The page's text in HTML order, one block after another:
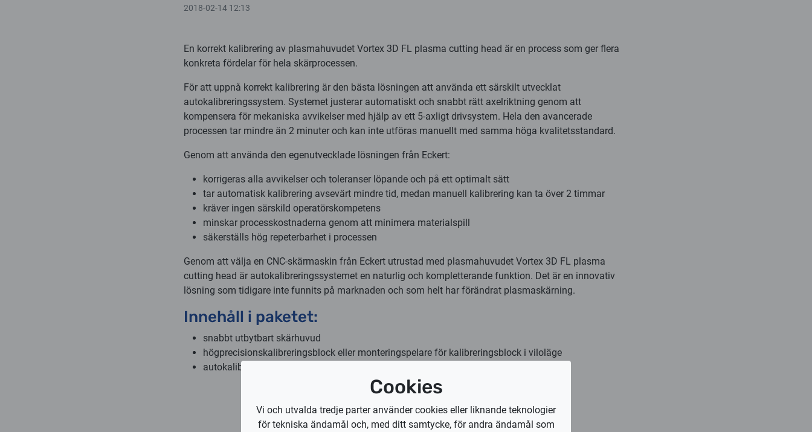
2018-02-14 12:13
En korrekt kalibrering av plasmahuvudet Vortex 3D FL plasma cutting head är en process som ger flera
konkreta fördelar för hela skärprocessen.
För att uppnå korrekt kalibrering är den bästa lösningen att använda ett särskilt utvecklat
autokalibreringssystem. Systemet justerar automatiskt och snabbt rätt axelriktning genom att
kompensera för mekaniska avvikelser med hjälp av ett 5-axligt drivsystem. Hela den avancerade
processen tar mindre än 2 minuter och kan inte utföras manuellt med samma höga kvalitetsstandard.
Genom att använda den egenutvecklade lösningen från Eckert:
korrigeras alla avvikelser och toleranser löpande och på ett optimalt sätt
tar automatisk kalibrering avsevärt mindre tid, medan manuell kalibrering kan ta över 2 timmar
kräver ingen särskild operatörskompetens
minskar processkostnaderna genom att minimera materialspill
säkerställs hög repeterbarhet i processen
Genom att välja en CNC-skärmaskin från Eckert utrustad med plasmahuvudet Vortex 3D FL plasma
cutting head är autokalibreringssystemet en naturlig och kompletterande funktion. Det är en innovativ
lösning som tidigare inte funnits på marknaden och som helt har förändrat plasmaskärning.
Innehåll i paketet:
snabbt utbytbart skärhuvud
högprecisionskalibreringsblock eller monteringspelare för kalibreringsblock i viloläge
autokalibreringsprogram integrerat i CNC-styrsystemet
Cookies
Vi och utvalda tredje parter använder cookies eller liknande teknologier
för tekniska ändamål och, med ditt samtycke, för andra ändamål som